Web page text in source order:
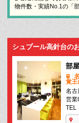
物件数・実績No.1の「
シュプール高針台の
部
覚王
名古
営業
TEL